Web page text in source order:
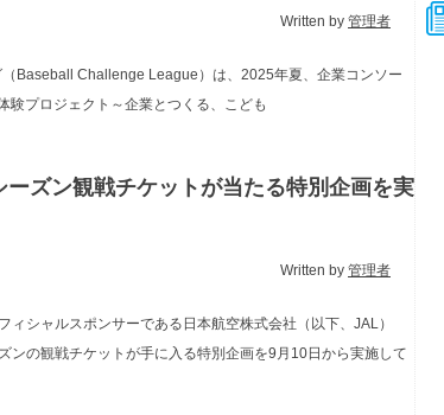
Written by 管理者
Baseball Challenge League）は、2025年夏、企業コンソー
験プロジェクト～企業とつくる、こども
ーズン観戦チケットが当たる特別企画を実
Written by 管理者
ィシャルスポンサーである日本航空株式会社（以下、JAL）
ンの観戦チケットが手に入る特別企画を9月10日から実施して